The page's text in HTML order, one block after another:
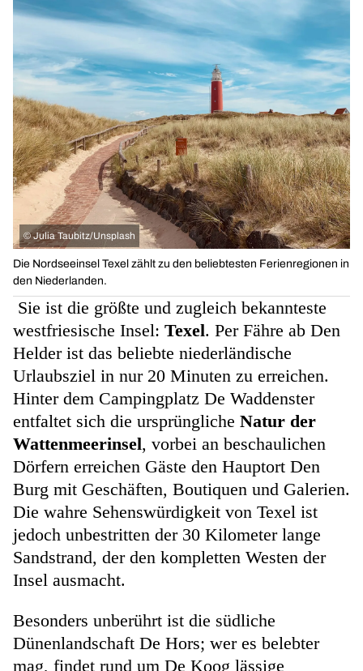
© Julia Taubitz/Unsplash
Die Nordseeinsel Texel zählt zu den beliebtesten Ferienregionen in
den Niederlanden.
Sie ist die größte und zugleich bekannteste
westfriesische Insel: Texel. Per Fähre ab Den
Helder ist das beliebte niederländische
Urlaubsziel in nur 20 Minuten zu erreichen.
Hinter dem Campingplatz De Waddenster
entfaltet sich die ursprüngliche Natur der
Wattenmeerinsel, vorbei an beschaulichen
Dörfern erreichen Gäste den Hauptort Den
Burg mit Geschäften, Boutiquen und Galerien.
Die wahre Sehenswürdigkeit von Texel ist
jedoch unbestritten der 30 Kilometer lange
Sandstrand, der den kompletten Westen der
Insel ausmacht.
Besonders unberührt ist die südliche
Dünenlandschaft De Hors; wer es belebter
mag, findet rund um De Koog lässige